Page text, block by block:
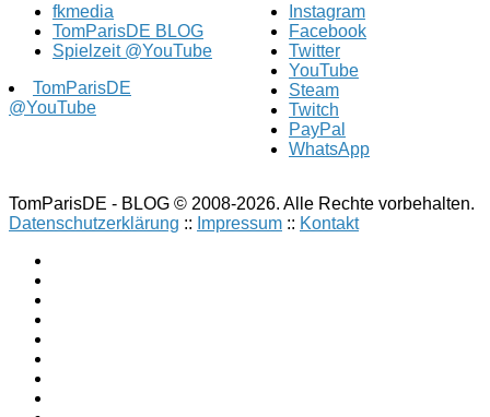
fkmedia
TomParisDE BLOG
Spielzeit @YouTube
TomParisDE
@YouTube
Instagram
Facebook
Twitter
YouTube
Steam
Twitch
PayPal
WhatsApp
TomParisDE - BLOG © 2008-2026. Alle Rechte vorbehalten.
Datenschutzerklärung :: Impressum :: Kontakt